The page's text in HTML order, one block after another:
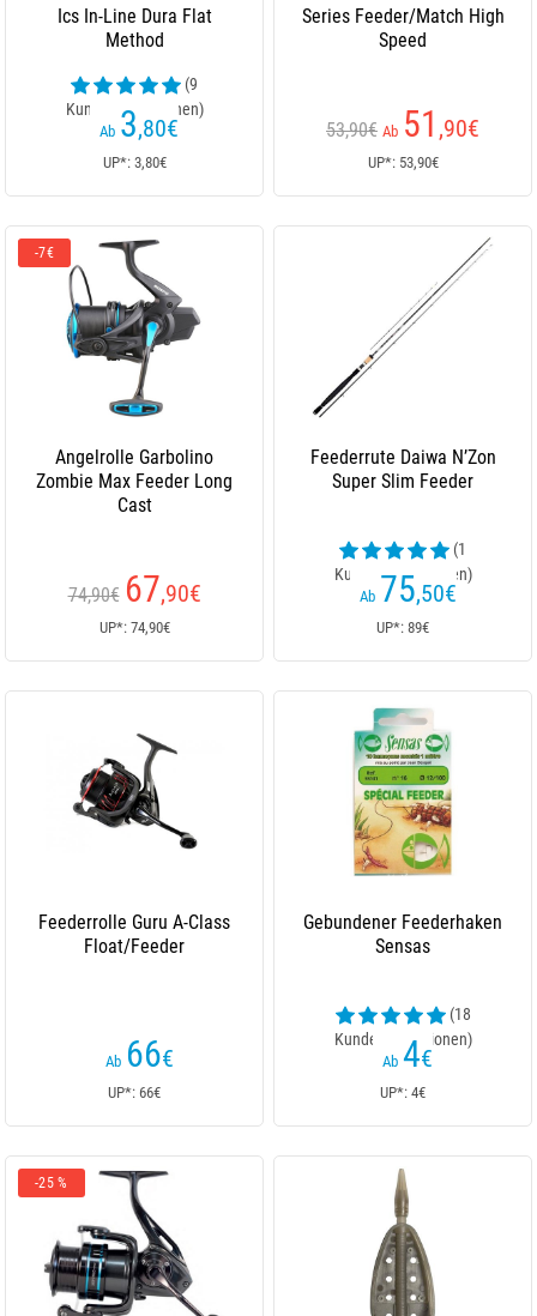
Ics In-Line Dura Flat
Method
(9
Kundenrezensionen)
Ab 3,80€
UP*: 3,80€
Series Feeder/Match High
Speed
53,90€ Ab 51 ,90€
UP*: 53,90€
-7€
Angelrolle Garbolino
Zombie Max Feeder Long
Cast
74,90€ 67,90€
UP*: 74,90€
Feederrute Daiwa N’Zon
Super Slim Feeder
(1
Kundenrezensionen)
Ab 75,50€
UP*: 89€
Feederrolle Guru A-Class
Float/Feeder
Ab 66€
UP*: 66€
Gebundener Feederhaken
Sensas
(18
Kundenrezensionen)
Ab 4€
UP*: 4€
-25 %